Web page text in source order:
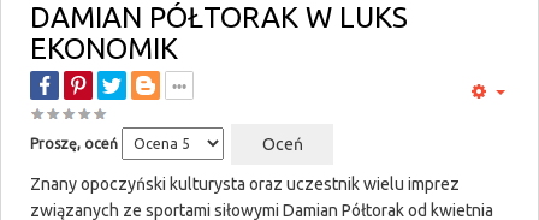
DAMIAN PÓŁTORAK W LUKS
EKONOMIK
Proszę, oceń
Znany opoczyński kulturysta oraz uczestnik wielu imprez
związanych ze sportami siłowymi Damian Półtorak od kwietnia